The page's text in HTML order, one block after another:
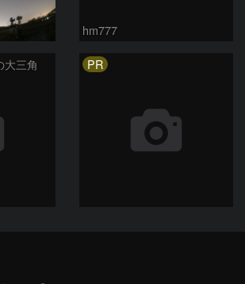
hm777
大三角 PR